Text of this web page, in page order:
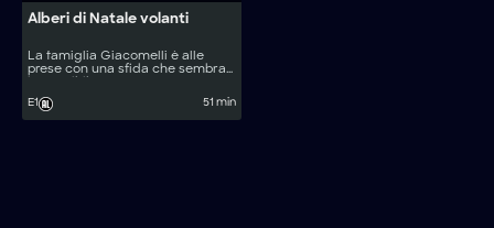
Alberi di Natale volanti
La famiglia Giacomelli è alle
prese con una sfida che sembra
E1
51 min